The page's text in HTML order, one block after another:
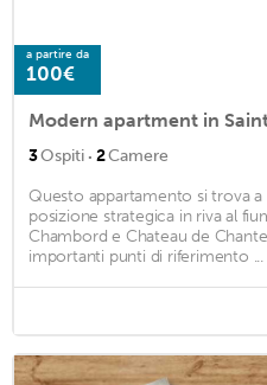
a partire da
100€
3Ospiti · 2Camere
Questo appartamento si trova
posizione strategica in riva al
Chambord e Chateau de
importanti punti di riferimento ...